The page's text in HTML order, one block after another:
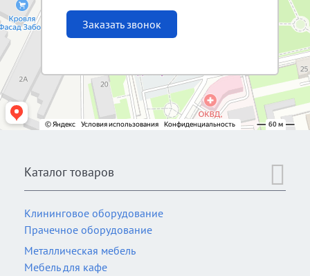
Заказать звонок
Каталог товаров
Клининговое оборудование
Прачечное оборудование
Металлическая мебель
Мебель для кафе